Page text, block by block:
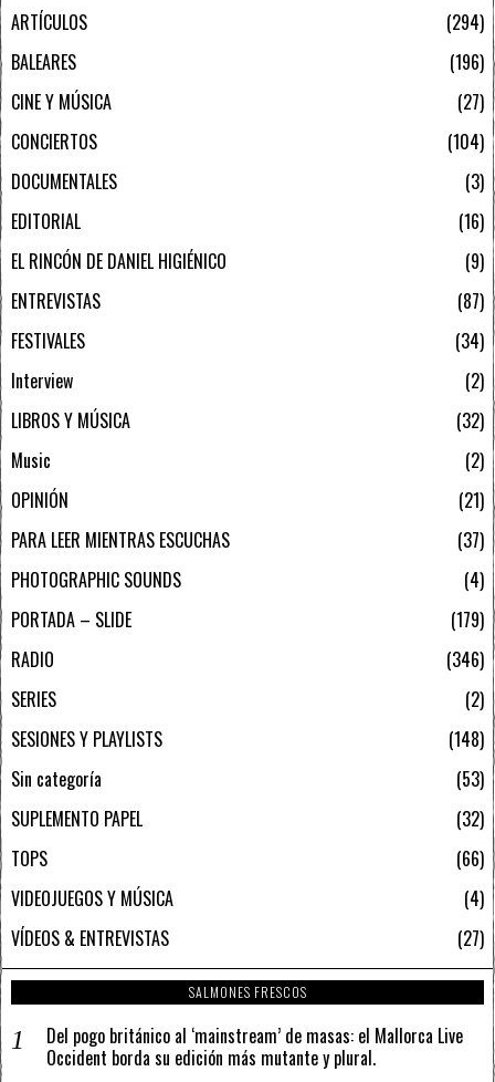
ARTÍCULOS
294
BALEARES
196
CINE Y MÚSICA
27
CONCIERTOS
104
DOCUMENTALES
3
EDITORIAL
16
EL RINCÓN DE DANIEL HIGIÉNICO
9
ENTREVISTAS
87
FESTIVALES
34
Interview
2
LIBROS Y MÚSICA
32
Music
2
OPINIÓN
21
PARA LEER MIENTRAS ESCUCHAS
37
PHOTOGRAPHIC SOUNDS
4
PORTADA – SLIDE
179
RADIO
346
SERIES
2
SESIONES Y PLAYLISTS
148
Sin categoría
53
SUPLEMENTO PAPEL
32
TOPS
66
VIDEOJUEGOS Y MÚSICA
4
VÍDEOS & ENTREVISTAS
27
SALMONES FRESCOS
Del pogo británico al ‘mainstream’ de masas: el Mallorca Live
Occident borda su edición más mutante y plural.